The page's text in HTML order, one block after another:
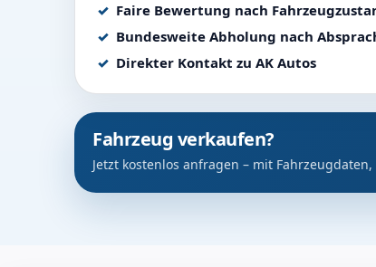
Faire Bewertung nach
Bundesweite Abholung nach
Direkter Kontakt zu AK Autos
Fahrzeug verkaufen?
Jetzt kostenlos anfragen – mit